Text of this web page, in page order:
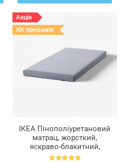
Акція
Хіт продажів
ІКЕА Пінополіуретановий
матрац, жорсткий,
яскраво-блакитний,
90x200 см ÅGOTNES,